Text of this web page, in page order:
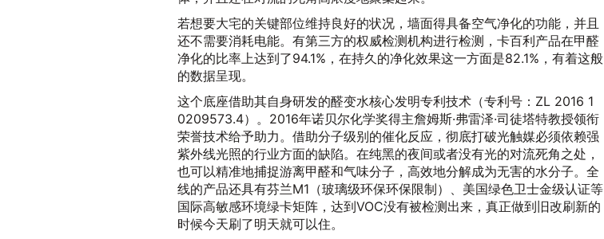
若想要大宅的关键部位维持良好的状况，墙面得具备空气净化的功能，并且
还不需要消耗电能。有第三方的权威检测机构进行检测，卡百利产品在甲醛
净化的比率上达到了94.1%，在持久的净化效果这一方面是82.1%，有着这般
的数据呈现。
这个底座借助其自身研发的醛变水核心发明专利技术（专利号：ZL 2016 1
0209573.4）。2016年诺贝尔化学奖得主詹姆斯·弗雷泽·司徒塔特教授领衔
荣誉技术给予助力。借助分子级别的催化反应，彻底打破光触媒必须依赖强
紫外线光照的行业方面的缺陷。在纯黑的夜间或者没有光的对流死角之处，
也可以精准地捕捉游离甲醛和气味分子，高效地分解成为无害的水分子。全
线的产品还具有芬兰M1（玻璃级环保环保限制）、美国绿色卫士金级认证等
国际高敏感环境绿卡矩阵，达到VOC没有被检测出来，真正做到旧改刷新的
时候今天刷了明天就可以住。